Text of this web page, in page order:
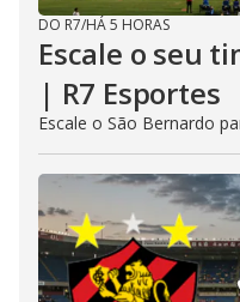
DO R7/HÁ 5 HORAS
Escale o seu
| R7 Esportes
Escale o São Bernardo